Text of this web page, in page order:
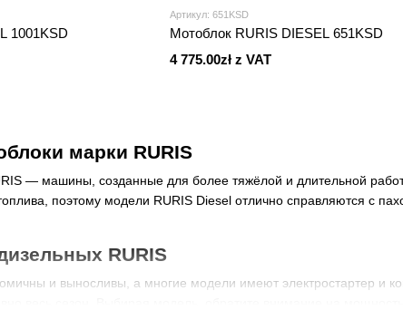
марки RURIS
— машины, созданные для более тяжёлой и длительной
поэтому модели RURIS Diesel отлично справляются с
RURIS
и выносливы, а многие модели имеют электростартер и
1001KSD
Артикул: 651KSD
Мотоблок RURIS DIESEL 651KSD
4 775.00zł z VAT